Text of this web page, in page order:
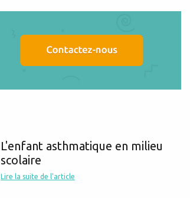
L'enfant asthmatique en milieu
scolaire
Lire la suite de l'article